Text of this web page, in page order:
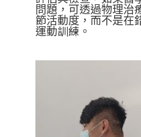
問題，可透過物理治
節活動度，而不是在
運動訓練。